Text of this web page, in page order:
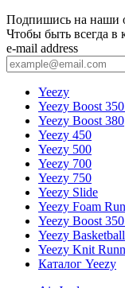
Подпишись на наши
Чтобы быть всегда в
e-mail address
Yeezy
Yeezy Boost
Yeezy Boost 380
Yeezy 450
Yeezy 500
Yeezy 700
Yeezy 750
Yeezy Slide
Yeezy Foam
Yeezy Boost
Yeezy Basketball
Yeezy Knit
Каталог Yeezy